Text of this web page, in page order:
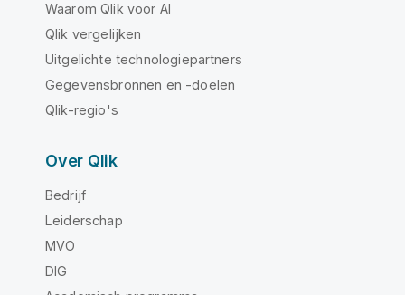
Waarom Qlik voor AI
Qlik vergelijken
Uitgelichte technologiepartners
Gegevensbronnen en -doelen
Qlik-regio's
Over Qlik
Bedrijf
Leiderschap
MVO
DIG